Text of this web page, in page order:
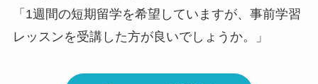
「1週間の短期留学を希望していますが、事前学習
レッスンを受講した方が良いでしょうか。」